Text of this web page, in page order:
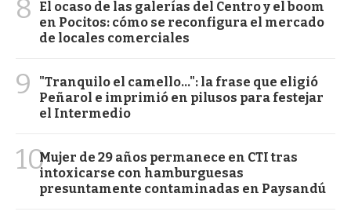
8
El ocaso de las galerías del Centro y el boom
en Pocitos: cómo se reconfigura el mercado
de locales comerciales
9
"Tranquilo el camello...": la frase que eligió
Peñarol e imprimió en pilusos para festejar
el Intermedio
10Mujer de 29 años permanece en CTI tras
intoxicarse con hamburguesas
presuntamente contaminadas en Paysandú